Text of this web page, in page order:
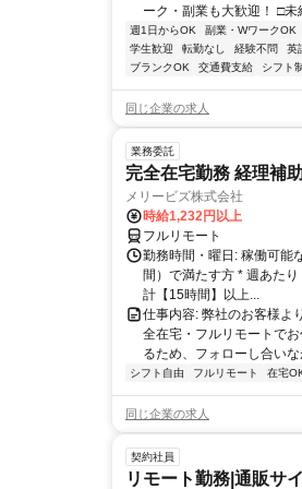
ーク・副業も大歓迎！ □未
週1日からOK 副業・WワークOK
学生歓迎
転勤なし 経験不問 英
ブランクOK
交通費支給 シフト制
同じ企業の求人
業務委託
完全在宅勤務 経理補
メリービズ株式会社
時給1,232円以上
フルリモート
勤務時間・曜日: 稼働可能
間）で満たす方 * 週あた
計【15時間】以上...
仕事内容: 弊社のお客様よ
全在宅・フルリモートで
るため、フォローし合い
シフト自由 フルリモート 在宅
同じ企業の求人
契約社員
リモート勤務|通販サ